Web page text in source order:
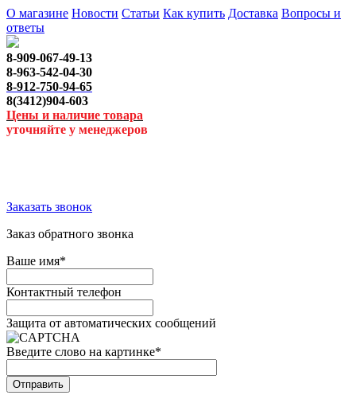
О магазине Новости Статьи Как купить Доставка Вопросы и
ответы
8-909-067-49-13
8-963-542-04-30
8-912-750-94-65
8(3412)904-603
Цены и наличие товара
уточняйте у менеджеров
Заказать звонок
Заказ обратного звонка
Ваше имя*
Контактный телефон
Защита от автоматических сообщений
Введите слово на картинке*